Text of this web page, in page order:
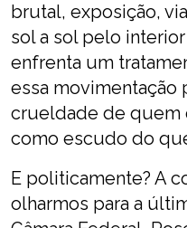
brutal, exposição,
sol a sol pelo
enfrenta um
essa movimentação
crueldade de quem
como escudo do
E politicamente? A
olharmos para a